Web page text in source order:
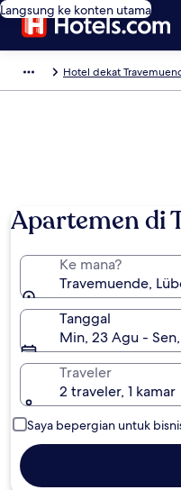
Langsung ke konten utama
Hotel dekat
Apartemen di
Ke mana?
Travemuende,
Tanggal
Min, 23 Agu -
Traveler
2 traveler, 1 kamar
Saya bepergian untuk